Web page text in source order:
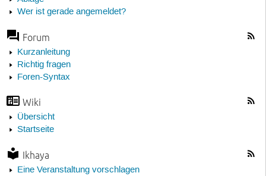
Wer ist gerade angemeldet?
Forum
Kurzanleitung
Richtig fragen
Foren-Syntax
Wiki
Übersicht
Startseite
Ikhaya
Eine Veranstaltung vorschlagen